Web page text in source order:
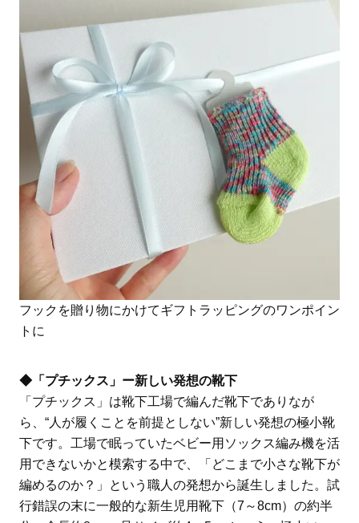
フックを贈り物にかけてギフトラッピングのワンポイン
トに
◆「プチックス」ー新しい発想の靴下
「プチックス」は靴下工場で編んだ靴下でありなが
ら、“人が履くことを前提としない”新しい発想の極小靴
下です。工場で眠っていたベビー用ソックス編み機を活
用できないかと模索する中で、「どこまで小さな靴下が
編めるのか？」という職人の発想から誕生しました。試
行錯誤の末に一般的な新生児用靴下（7～8cm）の約半